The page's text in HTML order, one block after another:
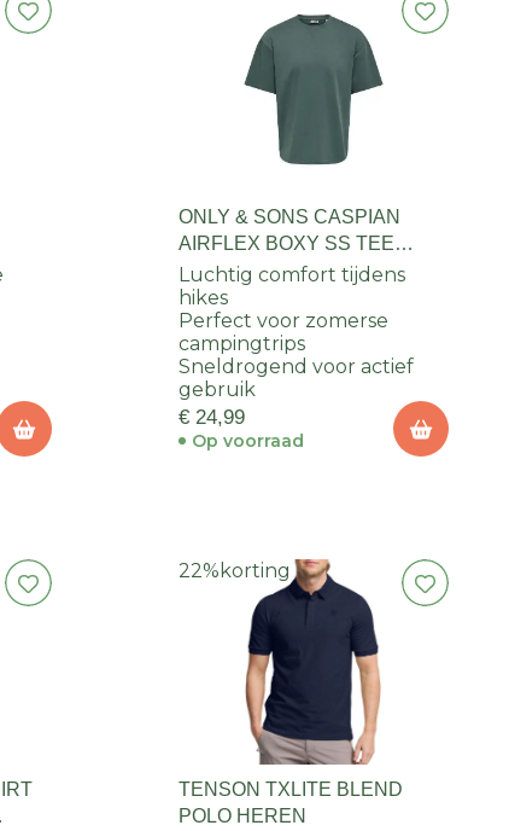
ONLY & SONS CASPIAN
AIRFLEX BOXY SS TEE
HEREN
Luchtig comfort tijdens
hikes
Perfect voor zomerse
campingtrips
Sneldrogend voor actief
gebruik
€ 24,99
Op voorraad
22% korting
TENSON TXLITE BLEND
POLO HEREN